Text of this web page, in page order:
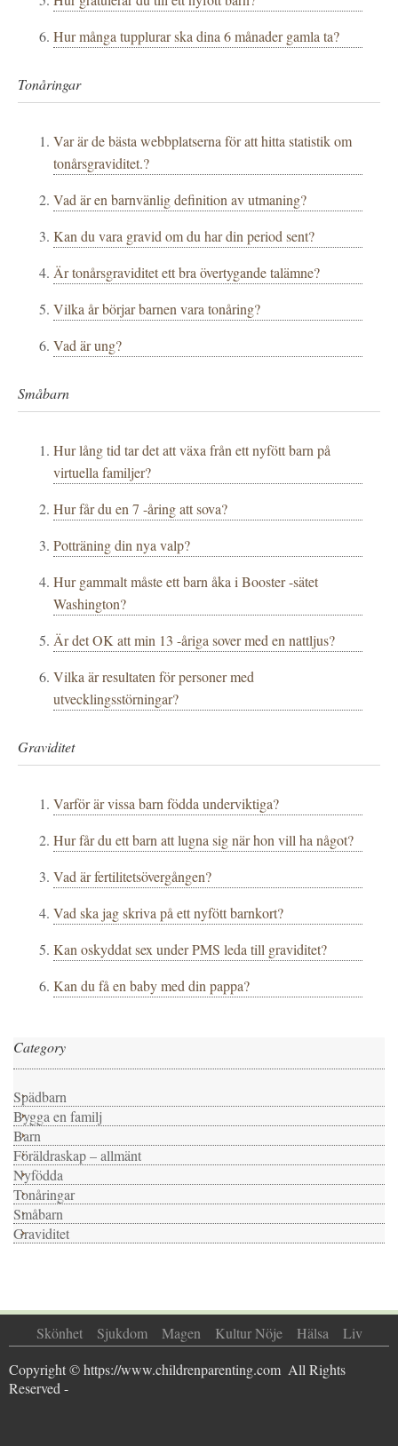
Hur många tupplurar ska dina 6 månader gamla ta?
Tonåringar
Var är de bästa webbplatserna för att hitta statistik om
tonårsgraviditet.?
Vad är en barnvänlig definition av utmaning?
Kan du vara gravid om du har din period sent?
Är tonårsgraviditet ett bra övertygande talämne?
Vilka år börjar barnen vara tonåring?
Vad är ung?
Småbarn
Hur lång tid tar det att växa från ett nyfött barn på
virtuella familjer?
Hur får du en 7 -åring att sova?
Potträning din nya valp?
Hur gammalt måste ett barn åka i Booster -sätet
Washington?
Är det OK att min 13 -åriga sover med en nattljus?
Vilka är resultaten för personer med
utvecklingsstörningar?
Graviditet
Varför är vissa barn födda underviktiga?
Hur får du ett barn att lugna sig när hon vill ha något?
Vad är fertilitetsövergången?
Vad ska jag skriva på ett nyfött barnkort?
Kan oskyddat sex under PMS leda till graviditet?
Kan du få en baby med din pappa?
Category
Spädbarn
Bygga en familj
Barn
Föräldraskap – allmänt
Nyfödda
Tonåringar
Småbarn
Graviditet
Skönhet Sjukdom Magen Kultur Nöje Hälsa
Liv
Copyright © https://www.childrenparenting.com  All Rights
Reserved -